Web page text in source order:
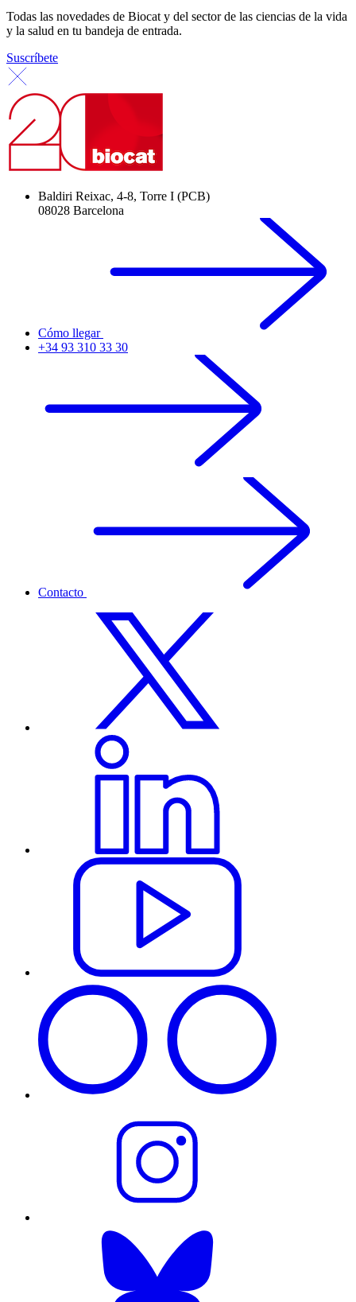
Todas las novedades de Biocat y del sector de las ciencias de la vida
y la salud en tu bandeja de entrada.
Suscríbete
Baldiri Reixac, 4-8, Torre I (PCB)
08028 Barcelona
Cómo llegar
+34 93 310 33 30
Contacto